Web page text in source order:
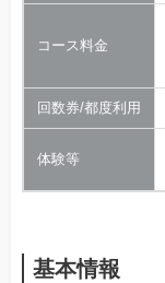
コース料金
回数券/都度利用
体験等
基本情報